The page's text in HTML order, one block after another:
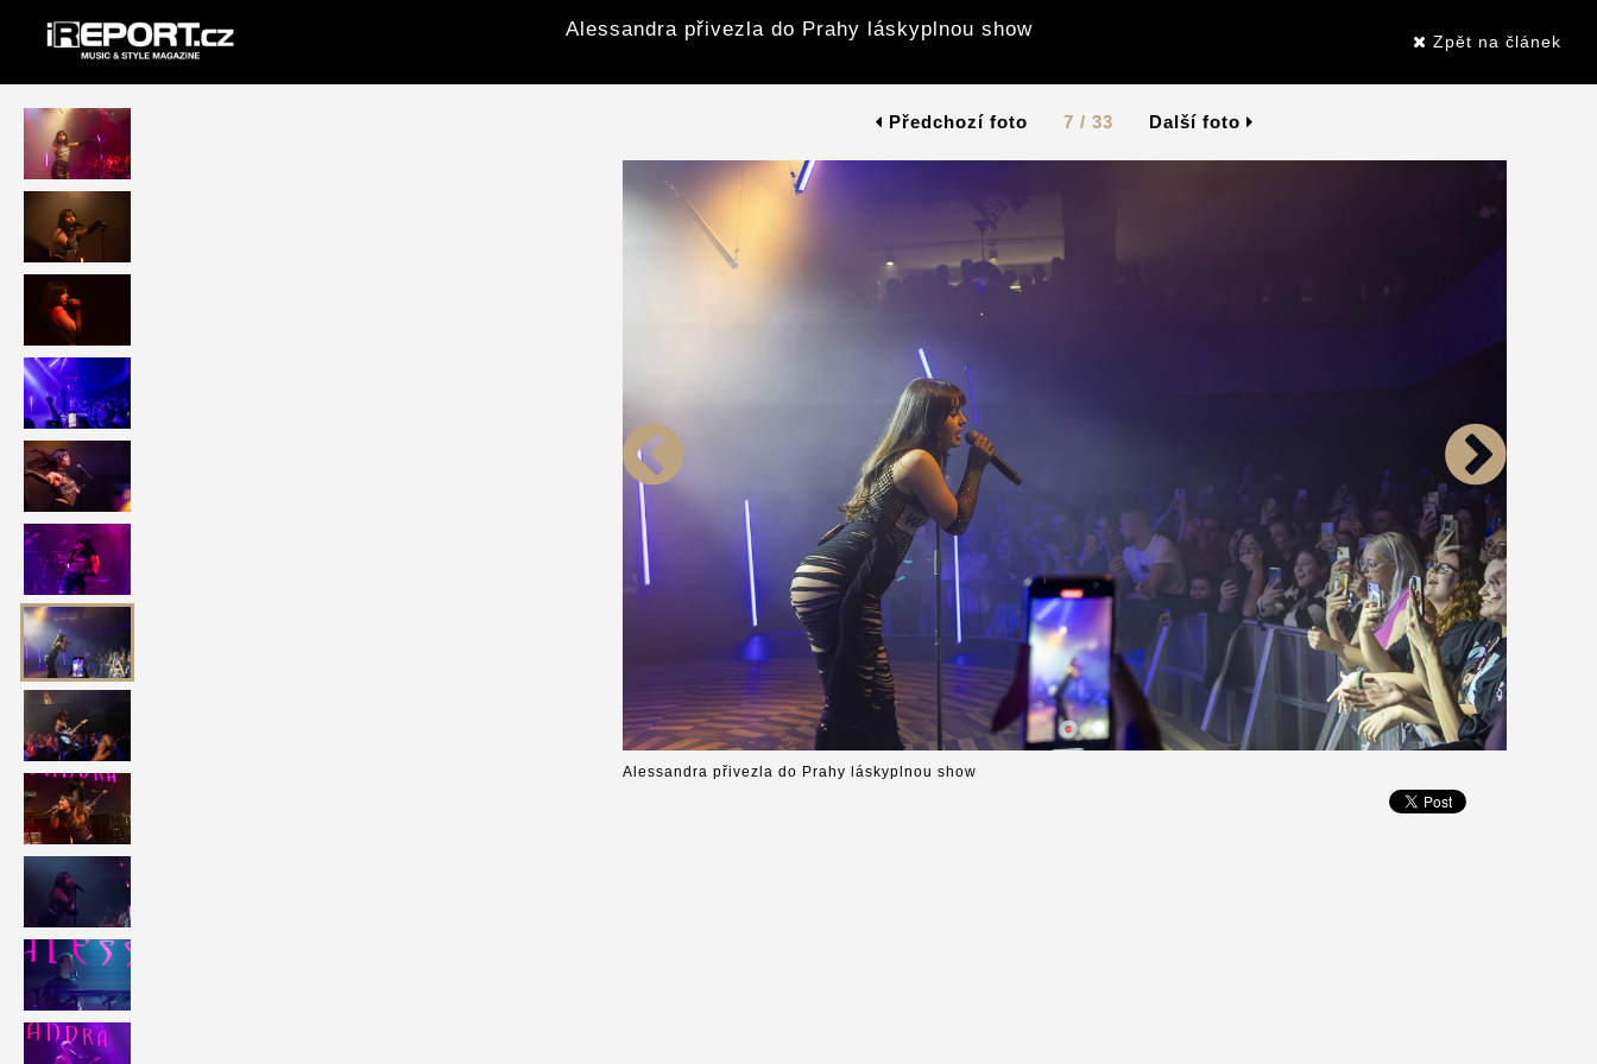
Alessandra přivezla do Prahy láskyplnou show
Zpět na článek
Předchozí foto 7 / 33 Další foto
Alessandra přivezla do Prahy láskyplnou show